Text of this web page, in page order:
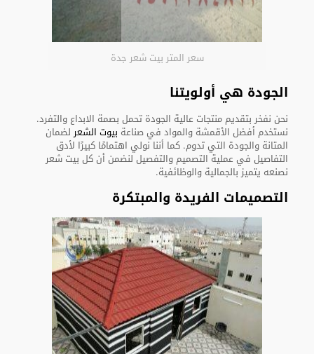
سعر المتر بيت شعر جدة
الجودة هي أولويتنا
نحن نفخر بتقديم منتجات عالية الجودة تحمل بصمة الابداع والتفرد.
نستخدم أفضل الأقمشة والمواد في صناعة بيوت الشعرلضمان
المتانة والجودة التي تدوم. كما أننا نولي اهتمامًا كبيرًا لأدق
التفاصيل في عملية التصميم والتفصيل لنضمن أن كل بيت شعر
نصنعه يتميز بالجمالية والوظائفية.
التصميمات الفريدة والمبتكرة